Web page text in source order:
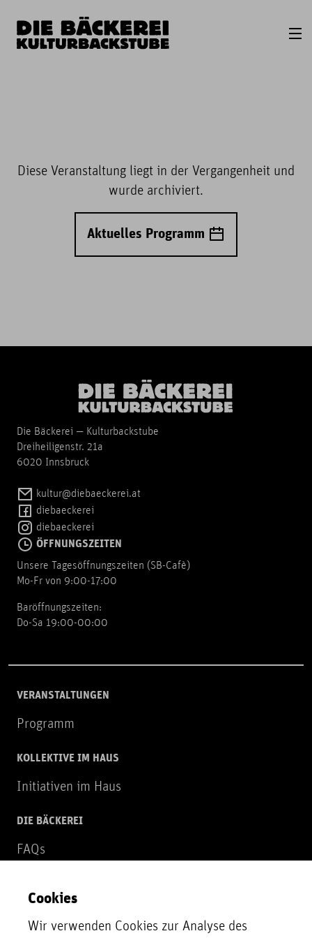
Diese Veranstaltung liegt in der Vergangenheit und
wurde archiviert.
Aktuelles Programm
Die Bäckerei — Kulturbackstube
Dreiheiligenstr. 21a
6020 Innsbruck
kultur@diebaeckerei.at
diebaeckerei
diebaeckerei
ÖFFNUNGSZEITEN
Unsere Tagesöffnungszeiten (SB-Cafè)
Mo-Fr von 9:00-17:00
Baröffnungszeiten:
Do-Sa 19:00-00:00
VERANSTALTUNGEN
Programm
KOLLEKTIVE IM HAUS
Initiativen im Haus
DIE BÄCKEREI
FAQs
NEWSLETTER
Zur Newsletter Anmeldung
Cookies
Wir verwenden Cookies zur Analyse des